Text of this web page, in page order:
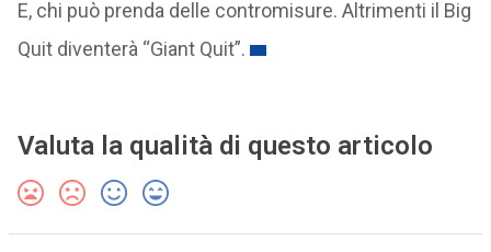
E, chi può prenda delle contromisure. Altrimenti il Big
Quit diventerà “Giant Quit”.
Valuta la qualità di questo articolo